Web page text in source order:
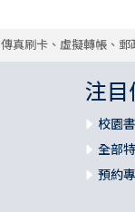
傳真刷卡、虛擬轉帳、
注目
校園
全部
預約